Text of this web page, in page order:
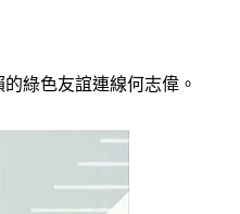
綠色友誼連線何志偉。